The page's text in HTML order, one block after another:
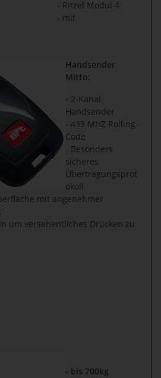
Modul 4
Handsender
Mitto:
- 2-Kanal
Handsender
- 433 MHZ Rolling-
Code
- Besonders
sicheres
Übertragungsprot
okoll
mit angenehmer
um versehentliches Drücken zu
- bis 700kg